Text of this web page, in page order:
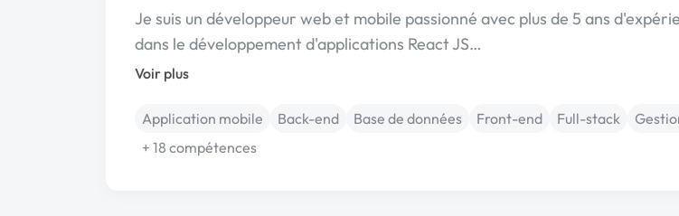
Je suis un développeur web et mobile passionné avec plus de 5 ans
dans le développement d'applications React JS…
Voir plus
Application mobile Back-end Base de données Front-end Full-stack
+ 18 compétences